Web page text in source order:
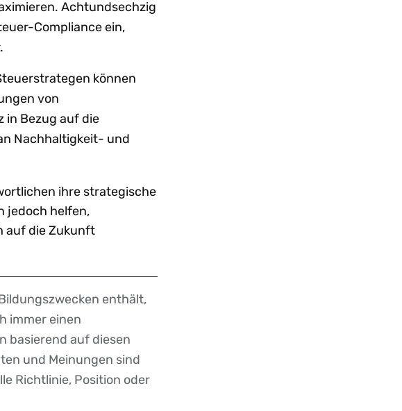
Achtundsechzig
Compliance ein,
können
von
in Bezug auf die
Nachhaltigkeit- und
ihre strategische
jedoch helfen,
auf die Zukunft
enthält,
immer einen
basierend auf diesen
und Meinungen sind
Richtlinie, Position oder